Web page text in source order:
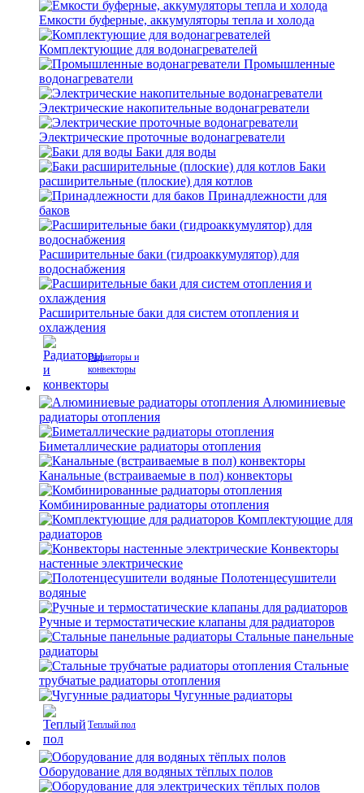
Емкости буферные, аккумуляторы тепла и холода
Комплектующие для водонагревателей
Промышленные
водонагреватели
Электрические накопительные водонагреватели
Электрические проточные водонагреватели
Баки для воды
Баки
расширительные (плоские) для котлов
Принадлежности для
баков
Расширительные баки (гидроаккумулятор) для
водоснабжения
Расширительные баки для систем отопления и
охлаждения
Радиаторы и
конвекторы
Алюминиевые
радиаторы отопления
Биметаллические радиаторы отопления
Канальные (встраиваемые в пол) конвекторы
Комбинированные радиаторы отопления
Комплектующие для
радиаторов
Конвекторы
настенные электрические
Полотенцесушители
водяные
Ручные и термостатические клапаны для радиаторов
Стальные панельные
радиаторы
Стальные
трубчатые радиаторы отопления
Чугунные радиаторы
Теплый пол
Оборудование для водяных тёплых полов